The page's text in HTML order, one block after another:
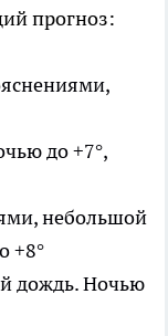
прогноз:
до +7°,
небольшой
+8°
дождь. Ночью